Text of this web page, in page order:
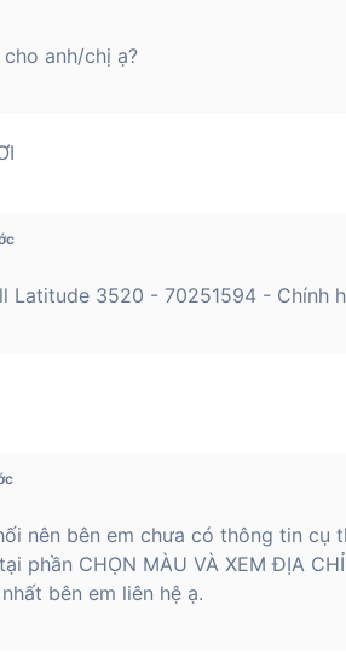
anh/chị ạ?
Latitude 3520 - 70251594 - Chính
nên bên em chưa có thông tin cụ
phần CHỌN MÀU VÀ XEM ĐỊA
bên em liên hệ ạ.